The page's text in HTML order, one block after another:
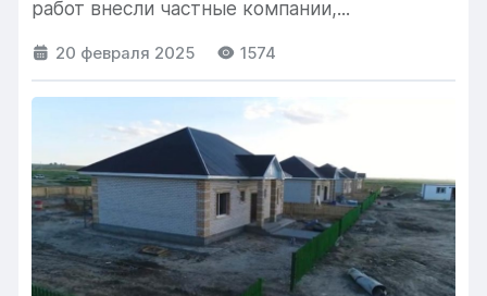
работ внесли частные компании,...
20 февраля 2025 1574